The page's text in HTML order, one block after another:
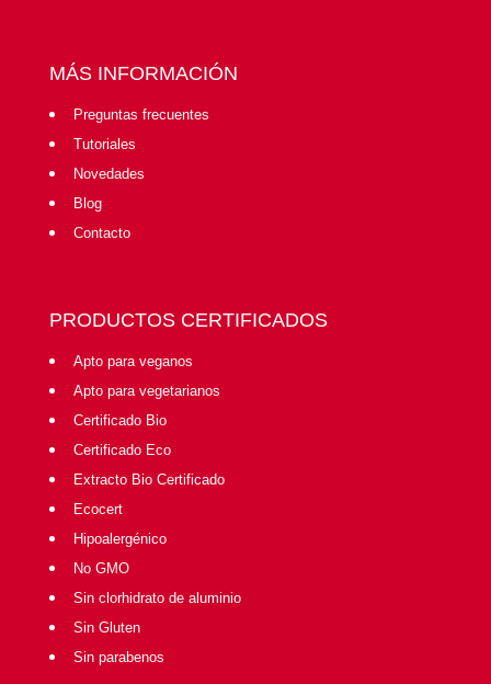
MÁS INFORMACIÓN
Preguntas frecuentes
Tutoriales
Novedades
Blog
Contacto
PRODUCTOS CERTIFICADOS
Apto para veganos
Apto para vegetarianos
Certificado Bio
Certificado Eco
Extracto Bio Certificado
Ecocert
Hipoalergénico
No GMO
Sin clorhidrato de aluminio
Sin Gluten
Sin parabenos